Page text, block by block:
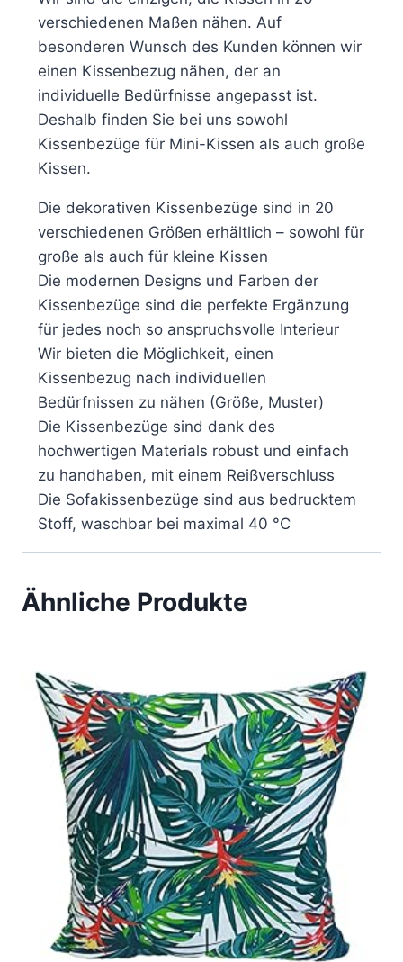
verschiedenen Maßen nähen. Auf
besonderen Wunsch des Kunden können wir
einen Kissenbezug nähen, der an
individuelle Bedürfnisse angepasst ist.
Deshalb finden Sie bei uns sowohl
Kissenbezüge für Mini-Kissen als auch große
Kissen.
Die dekorativen Kissenbezüge sind in 20
verschiedenen Größen erhältlich – sowohl für
große als auch für kleine Kissen
Die modernen Designs und Farben der
Kissenbezüge sind die perfekte Ergänzung
für jedes noch so anspruchsvolle Interieur
Wir bieten die Möglichkeit, einen
Kissenbezug nach individuellen
Bedürfnissen zu nähen (Größe, Muster)
Die Kissenbezüge sind dank des
hochwertigen Materials robust und einfach
zu handhaben, mit einem Reißverschluss
Die Sofakissenbezüge sind aus bedrucktem
Stoff, waschbar bei maximal 40 °C
Ähnliche Produkte